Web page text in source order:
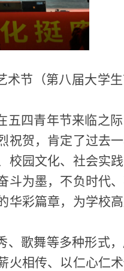
术节（第八届大学
五四青年节来临之
祝贺，肯定了过去
校园文化、社会实
斗为墨，不负时代
华彩篇章，为学校
、歌舞等多种形式
火相传、以仁心仁